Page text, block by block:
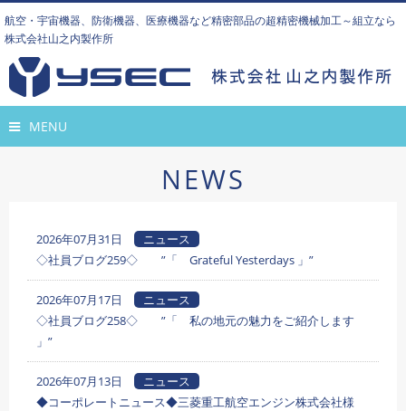
航空・宇宙機器、防衛機器、医療機器など精密部品の超精密機械加工～組立なら
株式会社山之内製作所
MENU
NEWS
2026年07月31日
ニュース
◇社員ブログ259◇ ”「 Grateful Yesterdays 」”
2026年07月17日
ニュース
◇社員ブログ258◇ ”「 私の地元の魅力をご紹介します
」”
2026年07月13日
ニュース
◆コーポレートニュース◆三菱重工航空エンジン株式会社様